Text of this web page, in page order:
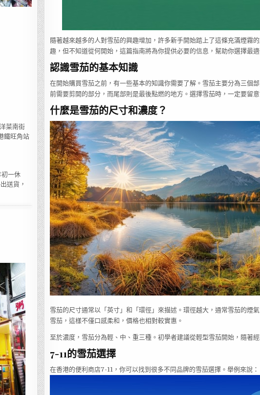
菜南街
鐵旺角站
一休
送貨，
隨著越來越多的人對雪茄的興趣增加，許多新手開始踏上了這條充滿煙霧
趣，但不知道從何開始，這篇指南將為你提供必要的信息，幫助你選擇最適
認識雪茄的基本知識
在開始購買雪茄之前，有一些基本的知識你需要了解。雪茄主要分為三個
前需要剪開的部分，而尾部則是最後點燃的地方。選擇雪茄時，一定要留
什麼是雪茄的尺寸和濃度？
雪茄的尺寸通常以「英寸」和「環徑」來描述。環徑越大，通常雪茄的煙
雪茄，這樣不僅口感柔和，價格也相對較實惠。
至於濃度，雪茄分為輕、中、重三種。初學者建議從輕型雪茄開始，隨著
7-11的雪茄選擇
在香港的便利商店7-11，你可以找到很多不同品牌的雪茄選擇。舉例來說：